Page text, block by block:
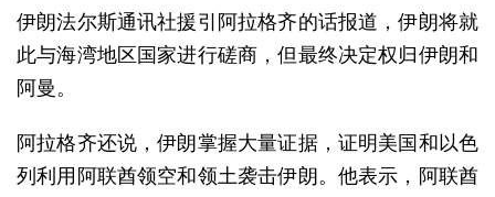
伊朗法尔斯通讯社援引阿拉格齐的话报道，伊朗将就
此与海湾地区国家进行磋商，但最终决定权归伊朗和
阿曼。
阿拉格齐还说，伊朗掌握大量证据，证明美国和以色
列利用阿联酋领空和领土袭击伊朗。他表示，阿联酋